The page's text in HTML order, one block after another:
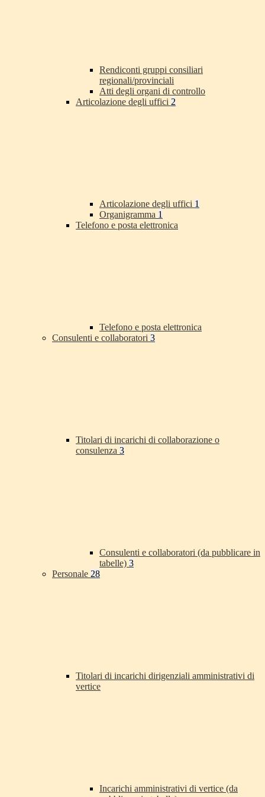
Rendiconti gruppi consiliari
regionali/provinciali
Atti degli organi di controllo
Articolazione degli uffici 2
Articolazione degli uffici 1
Organigramma 1
Telefono e posta elettronica
Telefono e posta elettronica
Consulenti e collaboratori 3
Titolari di incarichi di collaborazione o
consulenza 3
Consulenti e collaboratori (da pubblicare in
tabelle) 3
Personale 28
Titolari di incarichi dirigenziali amministrativi di
vertice
Incarichi amministrativi di vertice (da